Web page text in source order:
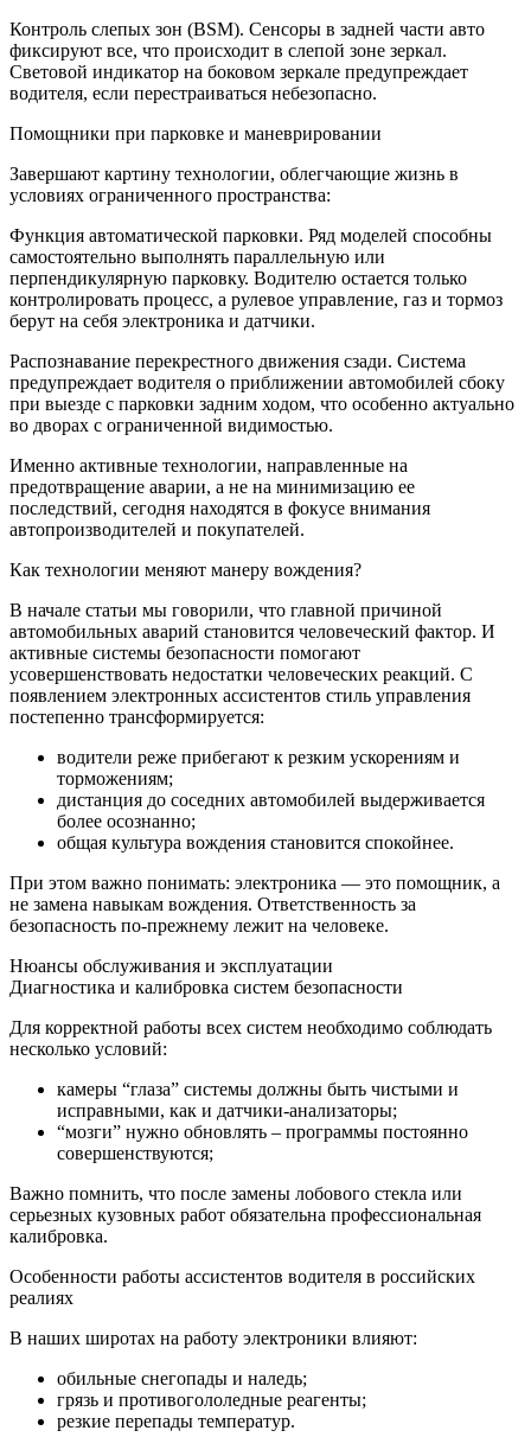
Контроль слепых зон (BSM). Сенсоры в задней части авто
фиксируют все, что происходит в слепой зоне зеркал.
Световой индикатор на боковом зеркале предупреждает
водителя, если перестраиваться небезопасно.
Помощники при парковке и маневрировании
Завершают картину технологии, облегчающие жизнь в
условиях ограниченного пространства:
Функция автоматической парковки. Ряд моделей способны
самостоятельно выполнять параллельную или
перпендикулярную парковку. Водителю остается только
контролировать процесс, а рулевое управление, газ и тормоз
берут на себя электроника и датчики.
Распознавание перекрестного движения сзади. Система
предупреждает водителя о приближении автомобилей сбоку
при выезде с парковки задним ходом, что особенно актуально
во дворах с ограниченной видимостью.
Именно активные технологии, направленные на
предотвращение аварии, а не на минимизацию ее
последствий, сегодня находятся в фокусе внимания
автопроизводителей и покупателей.
Как технологии меняют манеру вождения?
В начале статьи мы говорили, что главной причиной
автомобильных аварий становится человеческий фактор. И
активные системы безопасности помогают
усовершенствовать недостатки человеческих реакций. С
появлением электронных ассистентов стиль управления
постепенно трансформируется:
водители реже прибегают к резким ускорениям и
торможениям;
дистанция до соседних автомобилей выдерживается
более осознанно;
общая культура вождения становится спокойнее.
При этом важно понимать: электроника — это помощник, а
не замена навыкам вождения. Ответственность за
безопасность по-прежнему лежит на человеке.
Нюансы обслуживания и эксплуатации
Диагностика и калибровка систем безопасности
Для корректной работы всех систем необходимо соблюдать
несколько условий:
камеры “глаза” системы должны быть чистыми и
исправными, как и датчики-анализаторы;
“мозги” нужно обновлять – программы постоянно
совершенствуются;
Важно помнить, что после замены лобового стекла или
серьезных кузовных работ обязательна профессиональная
калибровка.
Особенности работы ассистентов водителя в российских
реалиях
В наших широтах на работу электроники влияют:
обильные снегопады и наледь;
грязь и противогололедные реагенты;
резкие перепады температур.